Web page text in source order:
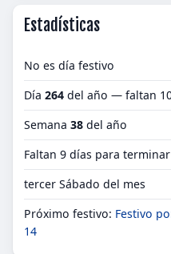
Estadísticas
No es día festivo
Día 264 del año — faltan
Semana 38 del año
Faltan 9 días para
tercer Sábado del mes
Próximo festivo: Festivo
14